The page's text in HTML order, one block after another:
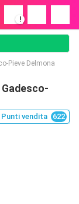
!
Pieve Delmona
Punti vendita 622